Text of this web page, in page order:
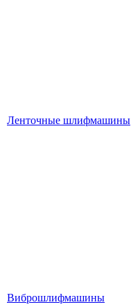
Ленточные шлифмашины
Виброшлифмашины